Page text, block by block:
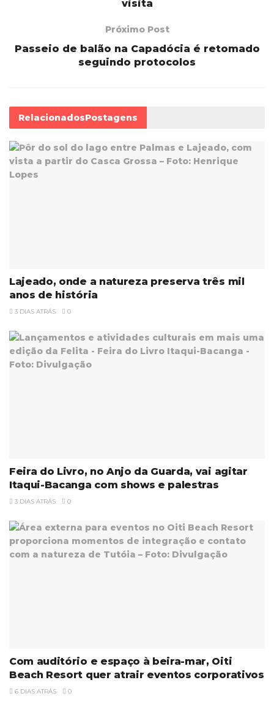
visita
Próximo Post
Passeio de balão na Capadócia é retomado
seguindo protocolos
RelacionadosPostagens
Lajeado, onde a natureza preserva três mil
anos de história
3 DIAS ATRÁS 0
Feira do Livro, no Anjo da Guarda, vai agitar
Itaqui-Bacanga com shows e palestras
3 DIAS ATRÁS 0
Com auditório e espaço à beira-mar, Oiti
Beach Resort quer atrair eventos corporativos
6 DIAS ATRÁS 0